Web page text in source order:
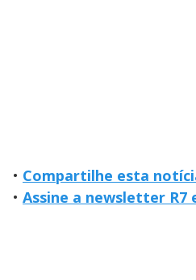
• Compartilhe esta
• Assine a newsletter R7